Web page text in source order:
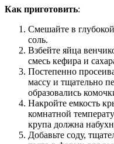
Как приготовить:
Смешайте в
соль.
Взбейте яйца
смесь кефира и
Постепенно
массу и тщательно
образовались
Накройте емкость
комнатной
крупа должна
Добавьте соду,